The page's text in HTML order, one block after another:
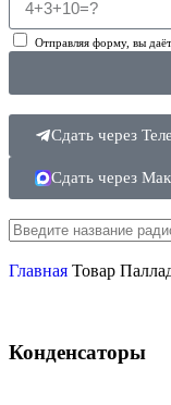
Отправляя форму, вы
Сдать через
Сдать через
Главная Товар
Конденсаторы